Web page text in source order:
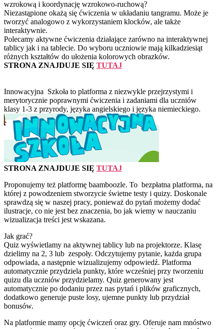
wzrokową i koordynację wzrokowo-ruchową?
Niezastąpione okażą się ćwiczenia w układaniu tangramu. Może je
tworzyć analogowo z wykorzystaniem klocków, ale także
interaktywnie.
Polecamy aktywne ćwiczenia działające zarówno na interaktywnej
tablicy jak i na tablecie. Do wyboru uczniowie mają kilkadziesiąt
różnych kształtów do ułożenia kolorowych obrazków.
STRONA ZNAJDUJE SIĘ TUTAJ
Innowacyjna Szkoła to platforma z niezwykle przejrzystymi i
merytorycznie poprawnymi ćwiczenia i zadaniami dla uczniów
klasy 1-3 z przyrody, języka angielskiego i języka niemieckiego.
STRONA ZNAJDUJE SIĘ TUTAJ
Proponujemy też platformę baamboozle. To bezpłatna platforma, na
której z powodzeniem stworzycie świetne testy i quizy. Doskonale
sprawdzą się w naszej pracy, ponieważ do pytań możemy dodać
ilustracje, co nie jest bez znaczenia, bo jak wiemy w nauczaniu
wizualizacja treści jest wskazana.
Jak grać?
Quiz wyświetlamy na aktywnej tablicy lub na projektorze. Klasę
dzielimy na 2, 3 lub zespoły. Odczytujemy pytanie, każda grupa
odpowiada, a następnie wizualizujemy odpowiedź. Platforma
automatycznie przydziela punkty, które wcześniej przy tworzeniu
quizu dla uczniów przydzielamy. Quiz generowany jest
automatycznie po dodaniu przez nas pytań i plików graficznych,
dodatkowo generuje puste losy, ujemne punkty lub przydział
bonusów.
Na platformie mamy opcję ćwiczeń oraz gry. Oferuje nam mnóstwo